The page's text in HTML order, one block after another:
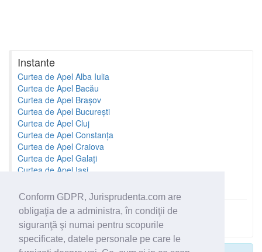
Conform GDPR, Jurisprudenta.com are
obligaţia de a administra, în condiţii de
siguranţă şi numai pentru scopurile
specificate, datele personale pe care le
Instante
Curtea de Apel Alba Iulia
Curtea de Apel Bacău
Curtea de Apel Brașov
Curtea de Apel București
Curtea de Apel Cluj
Curtea de Apel Constanța
Curtea de Apel Craiova
Curtea de Apel Galați
Curtea de Apel Iași
Toate instantele